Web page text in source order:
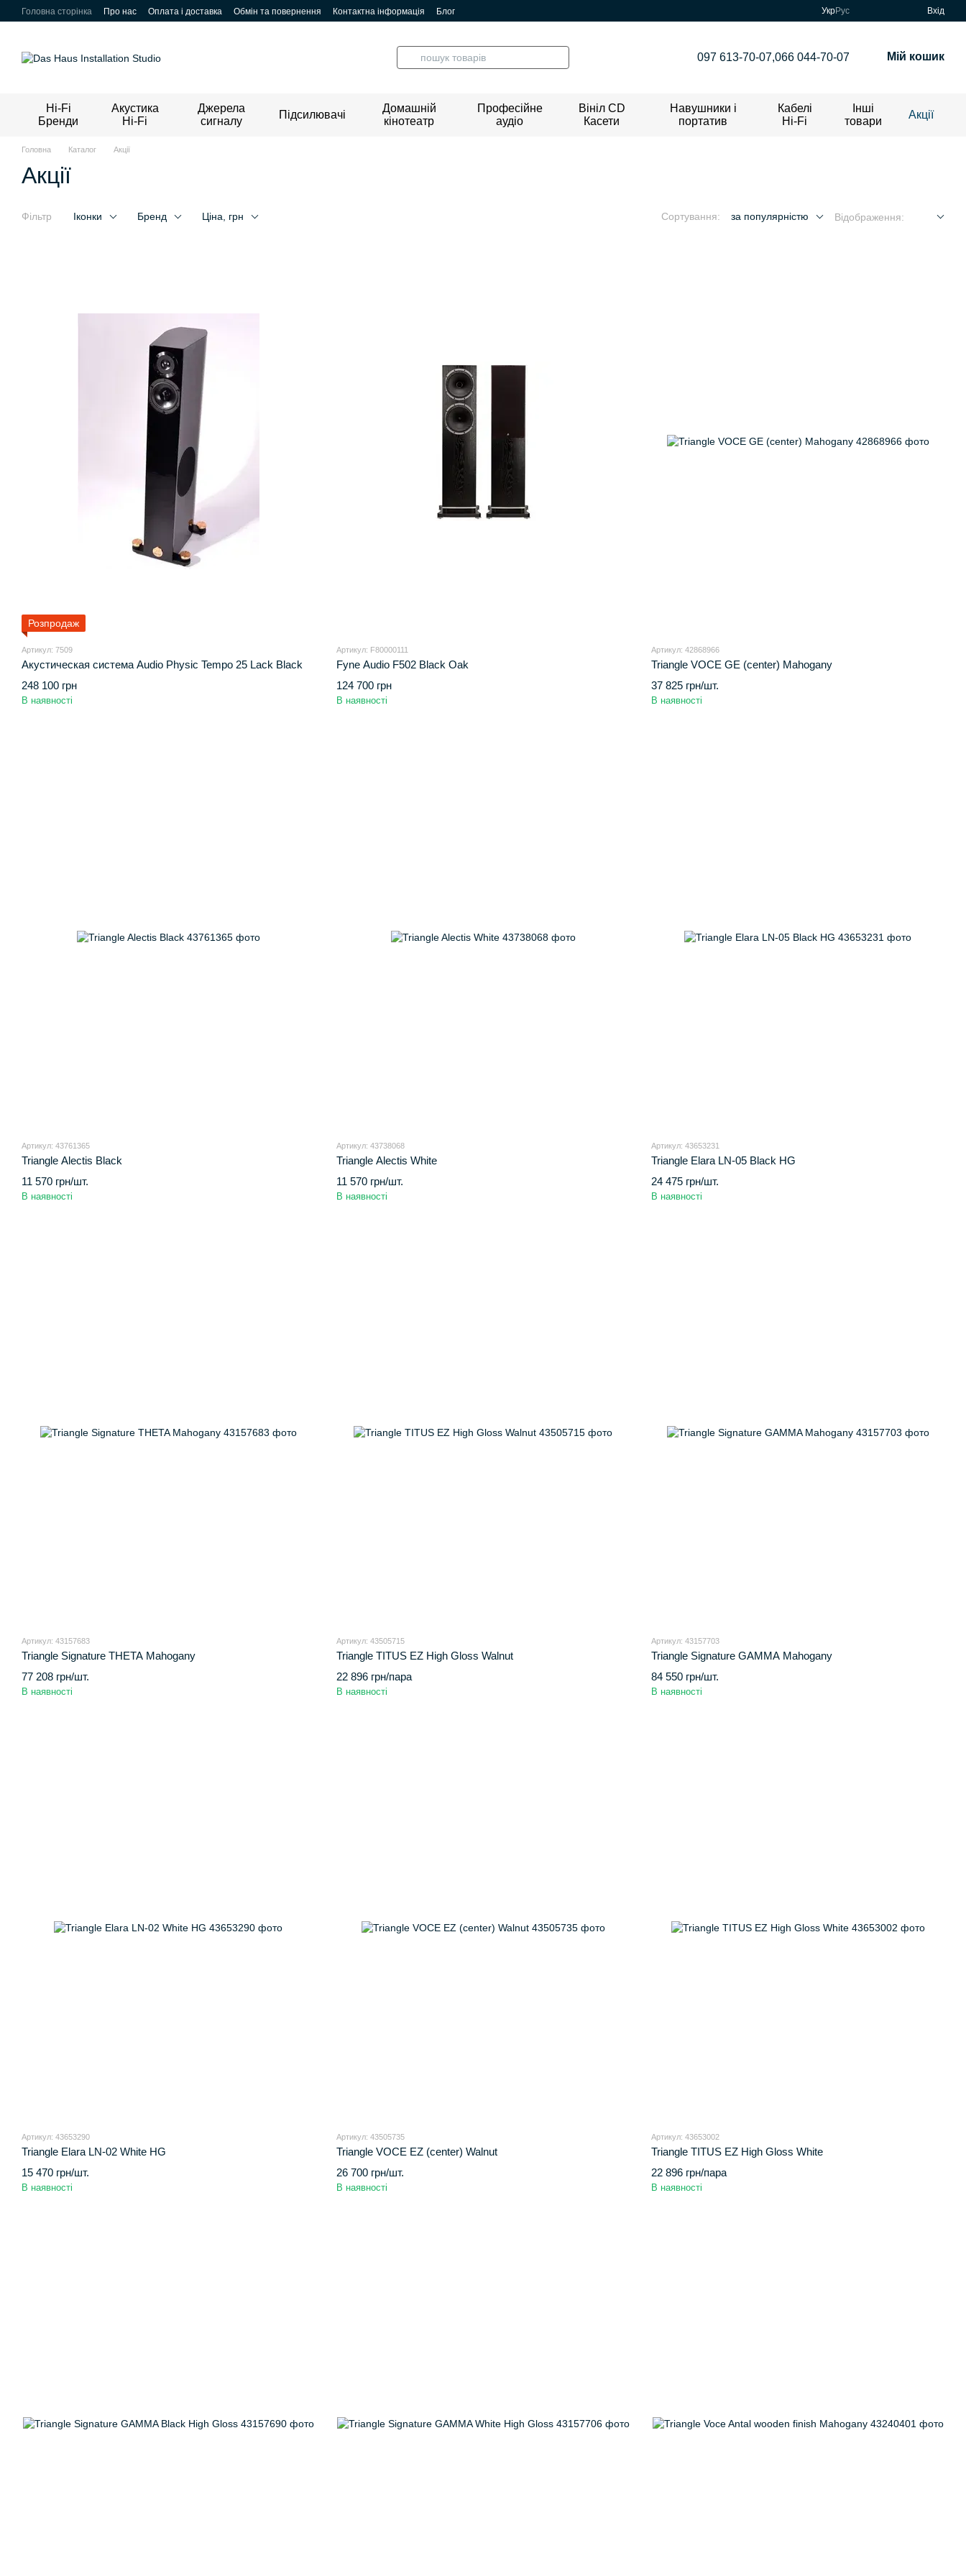
Перейти до основного контенту
Головна сторінка Про нас Оплата і доставка Обмін та повернення Контактна інформація Блог УкрРус Вхід
097 613-70-07,066 044-70-07 Мій кошик
Hi-Fi
Бренди
Акустика
Hi-Fi
Джерела
сигналу
Підсилювачі
Домашній
кінотеатр
Професійне
аудіо
Вініл CD
Касети
Навушники і
портатив
Кабелі
Hi-Fi
Інші
товари
Акції
Головна Каталог Акції
Акції
Фільтр Іконки Бренд Ціна, грн Сортування: за популярністю Відображення:
Розпродаж
Артикул: 7509
Акустическая система Audio Physic Tempo 25 Lack Black
248 100 грн
В наявності
Артикул: F80000111
Fyne Audio F502 Black Oak
124 700 грн
В наявності
Артикул: 42868966
Triangle VOCE GE (center) Mahogany
37 825 грн/шт.
В наявності
Артикул: 43761365
Triangle Alectis Black
11 570 грн/шт.
В наявності
Артикул: 43738068
Triangle Alectis White
11 570 грн/шт.
В наявності
Артикул: 43653231
Triangle Elara LN-05 Black HG
24 475 грн/шт.
В наявності
Артикул: 43157683
Triangle Signature THETA Mahogany
77 208 грн/шт.
В наявності
Артикул: 43505715
Triangle TITUS EZ High Gloss Walnut
22 896 грн/пара
В наявності
Артикул: 43157703
Triangle Signature GAMMA Mahogany
84 550 грн/шт.
В наявності
Артикул: 43653290
Triangle Elara LN-02 White HG
15 470 грн/шт.
В наявності
Артикул: 43505735
Triangle VOCE EZ (center) Walnut
26 700 грн/шт.
В наявності
Артикул: 43653002
Triangle TITUS EZ High Gloss White
22 896 грн/пара
В наявності